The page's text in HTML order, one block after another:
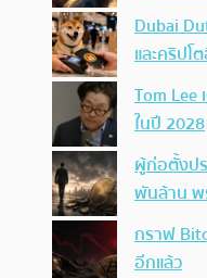
Dubai
และคริปโ
Tom Lee
ในปี 2028
ผู้ก่อตั้งป
พันล้าน พ
กราฟ
อีกแล้ว